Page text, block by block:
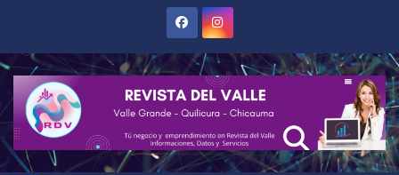
contenido